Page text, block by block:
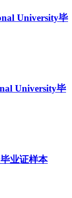
University毕
University毕
业证样本